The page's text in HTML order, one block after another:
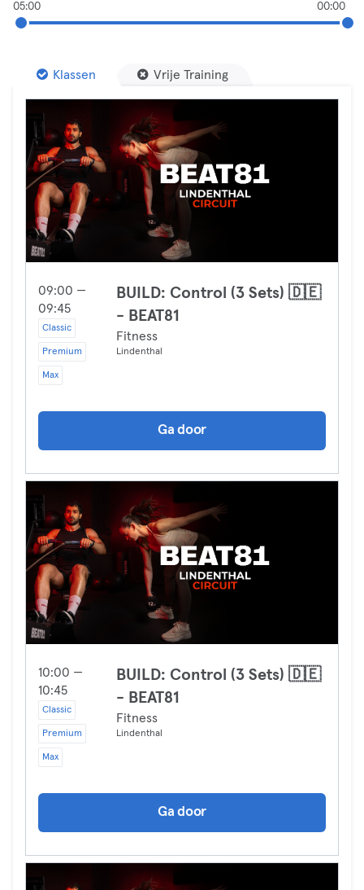
05:00 00:00
Klassen Vrije Training
09:00 —
09:45
Classic
Premium
Max
BUILD: Control (3 Sets) 🇩🇪
- BEAT81
Fitness
Lindenthal
Ga door
10:00 —
10:45
Classic
Premium
Max
BUILD: Control (3 Sets) 🇩🇪
- BEAT81
Fitness
Lindenthal
Ga door